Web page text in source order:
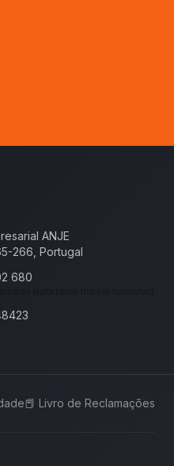
ANJE
266, Portugal
680
📕 Livro de Reclamações